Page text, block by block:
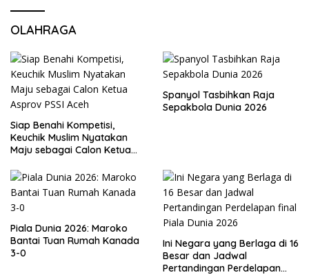
OLAHRAGA
Siap Benahi Kompetisi,
Keuchik Muslim Nyatakan
Maju sebagai Calon Ketua
Spanyol Tasbihkan Raja
Sepakbola Dunia 2026
Piala Dunia 2026: Maroko
Bantai Tuan Rumah Kanada
3-0
Ini Negara yang Berlaga di 16
Besar dan Jadwal
Pertandingan Perdelapan